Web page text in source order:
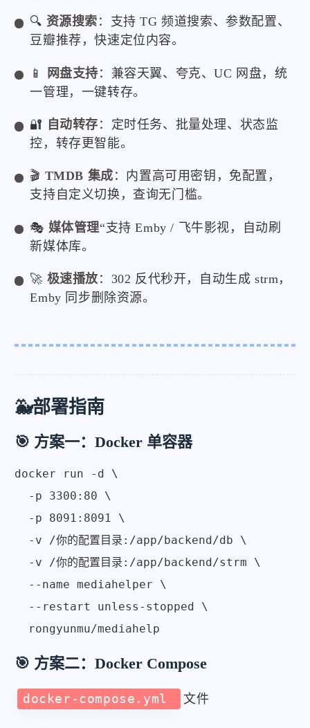
🔍 资源搜索 ：支持 TG 频道搜索、参数配置、
豆瓣推荐，快速定位内容。
📱 网盘支持 ：兼容天翼、夸克、UC 网盘，统
一管理，一键转存。
🔐 自动转存 ：定时任务、批量处理、状态监
控，转存更智能。
🎬 TMDB 集成 ：内置高可用密钥，免配置，
支持自定义切换，查询无门槛。
🎭 媒体管理“支持 Emby / 飞牛影视，自动刷
新媒体库。
🚀 极速播放：302 反代秒开，自动生成 strm，
Emby 同步删除资源。
🐳部署指南
🎯 方案一：Docker 单容器
docker run -d \
  -p 3300:80 \
  -p 8091:8091 \
  -v /你的配置目录:/app/backend/db \
  -v /你的配置目录:/app/backend/strm \
  --name mediahelper \
  --restart unless-stopped \
🎯 方案二：Docker Compose
docker-compose.yml 文件